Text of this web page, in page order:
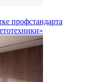
профстандарта